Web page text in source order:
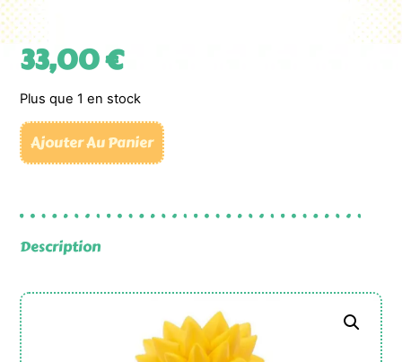
33,00€
Plus que 1 en stock
Ajouter Au Panier
Description